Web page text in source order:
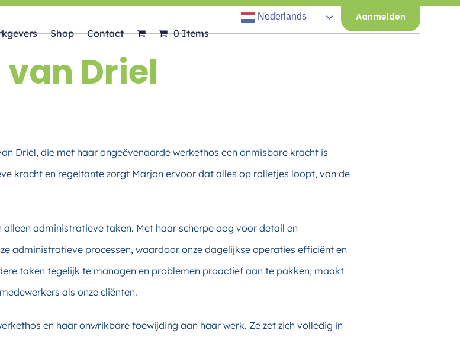
Aanmelden
Nederlands
Shop Contact 0 Items
Driel
Driel, die met haar ongeëvenaarde werkethos een onmisbare kracht is
kracht en regeltante zorgt Marjon ervoor dat alles op rolletjes loopt, van de
alleen administratieve taken. Met haar scherpe oog voor detail en
administratieve processen, waardoor onze dagelijkse operaties efficiënt en
taken tegelijk te managen en problemen proactief aan te pakken, maakt
als onze cliënten.
en haar onwrikbare toewijding aan haar werk. Ze zet zich volledig in